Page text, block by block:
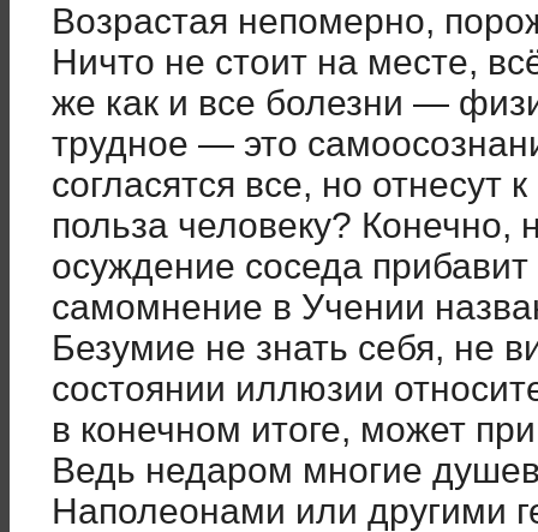
Возрастая непомерно,
Ничто не стоит на месте,
же как и все болезни —
трудное — это
согласятся все, но отнесут
польза человеку?
осуждение соседа
самомнение в Учении
Безумие не знать себя, не
состоянии иллюзии
в конечном итоге, может
Ведь недаром многие
Наполеонами или другими